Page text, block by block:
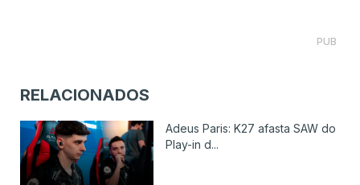
PUB
RELACIONADOS
Adeus Paris: K27 afasta SAW do
Play-in d...